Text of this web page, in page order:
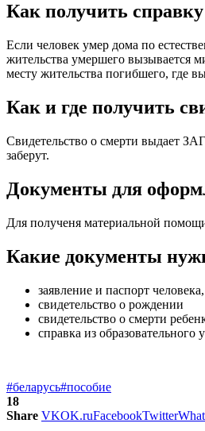
Как получить
Если человек умер дома по
жительства умершего вызывается
месту жительства погибшего, где
Как и где получить
Свидетельство о смерти выдает
заберут.
Документы для
Для полученя материальной
Какие документы
заявление и паспорт
свидетельство о рождении
свидетельство о смерти
справка из образовательного
#беларусь#пособие
18
Share VKOK.ruFacebookTwitter